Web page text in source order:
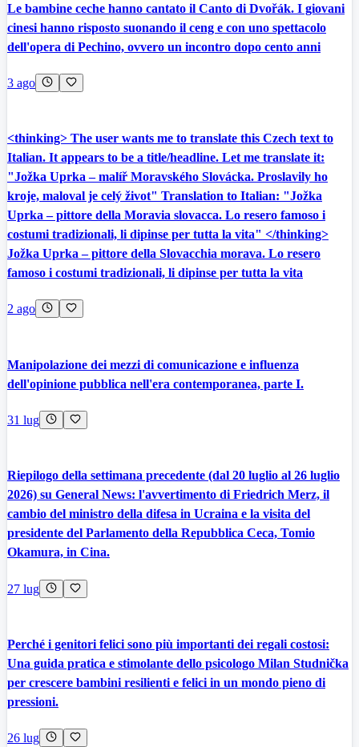
Le bambine ceche hanno cantato il Canto di Dvořák. I giovani
cinesi hanno risposto suonando il ceng e con uno spettacolo
dell'opera di Pechino, ovvero un incontro dopo cento anni
3 ago
<thinking> The user wants me to translate this Czech text to
Italian. It appears to be a title/headline. Let me translate it:
"Jožka Uprka – malíř Moravského Slovácka. Proslavily ho
kroje, maloval je celý život" Translation to Italian: "Jožka
Uprka – pittore della Moravia slovacca. Lo resero famoso i
costumi tradizionali, li dipinse per tutta la vita" </thinking>
Jožka Uprka – pittore della Slovacchia morava. Lo resero
famoso i costumi tradizionali, li dipinse per tutta la vita
2 ago
Manipolazione dei mezzi di comunicazione e influenza
dell'opinione pubblica nell'era contemporanea, parte I.
31 lug
Riepilogo della settimana precedente (dal 20 luglio al 26 luglio
2026) su General News: l'avvertimento di Friedrich Merz, il
cambio del ministro della difesa in Ucraina e la visita del
presidente del Parlamento della Repubblica Ceca, Tomio
Okamura, in Cina.
27 lug
Perché i genitori felici sono più importanti dei regali costosi:
Una guida pratica e stimolante dello psicologo Milan Studnička
per crescere bambini resilienti e felici in un mondo pieno di
pressioni.
26 lug